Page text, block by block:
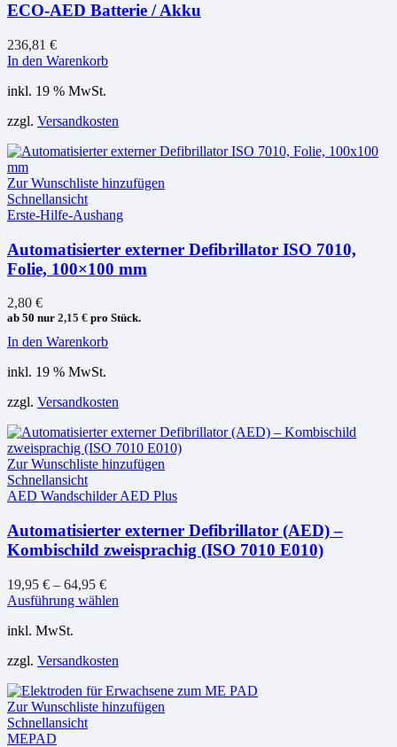
ECO-AED Batterie / Akku
236,81 €
In den Warenkorb
inkl. 19 % MwSt.
zzgl. Versandkosten
Zur Wunschliste hinzufügen
Schnellansicht
Erste-Hilfe-Aushang
Automatisierter externer Defibrillator ISO 7010,
Folie, 100×100 mm
2,80 €
ab 50 nur 2,15 € pro Stück.
In den Warenkorb
inkl. 19 % MwSt.
zzgl. Versandkosten
Zur Wunschliste hinzufügen
Schnellansicht
AED Wandschilder AED Plus
Automatisierter externer Defibrillator (AED) –
Kombischild zweisprachig (ISO 7010 E010)
19,95 € – 64,95 €
Ausführung wählen
Varianten
Die
Optionen
inkl. MwSt.
zzgl. Versandkosten
Zur Wunschliste hinzufügen
Schnellansicht
MEPAD